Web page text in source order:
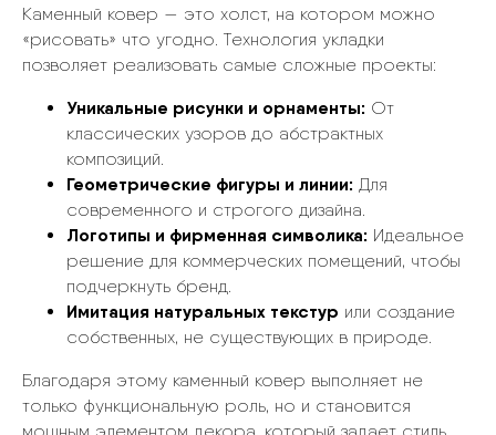
Каменный ковер — это холст, на котором можно
«рисовать» что угодно. Технология укладки
позволяет реализовать самые сложные проекты:
Уникальные рисунки и орнаменты: От
классических узоров до абстрактных
композиций.
Геометрические фигуры и линии: Для
современного и строгого дизайна.
Логотипы и фирменная символика: Идеальное
решение для коммерческих помещений, чтобы
подчеркнуть бренд.
Имитация натуральных текстур или создание
собственных, не существующих в природе.
Благодаря этому каменный ковер выполняет не
только функциональную роль, но и становится